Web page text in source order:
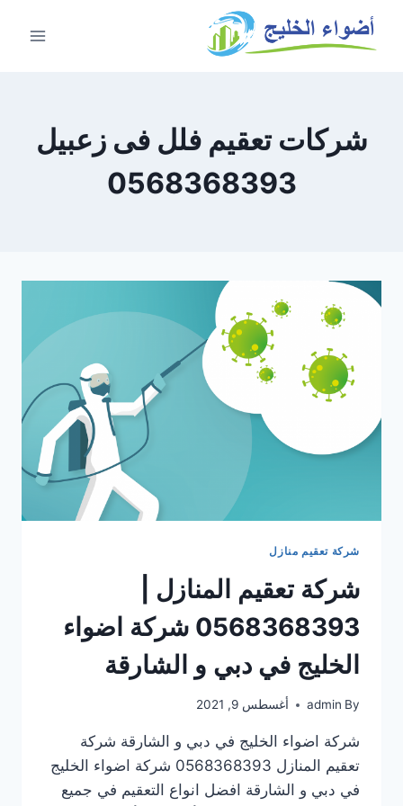
شركات تعقيم فلل فى زعبيل
0568368393
شركة تعقيم منازل
شركة تعقيم المنازل |
0568368393 شركة اضواء
الخليج في دبي و الشارقة
By
admin أغسطس 9, 2021
شركة اضواء الخليج في دبي و الشارقة شركة
تعقيم المنازل 0568368393 شركة اضواء الخليج
في دبي و الشارقة افضل انواع التعقيم في جميع